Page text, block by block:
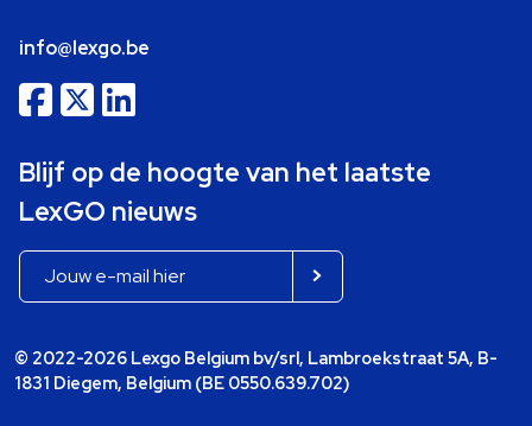
info@lexgo.be
Blijf op de hoogte van het laatste
LexGO nieuws
© 2022-2026 Lexgo Belgium bv/srl, Lambroekstraat 5A, B-
1831 Diegem, Belgium (BE 0550.639.702)